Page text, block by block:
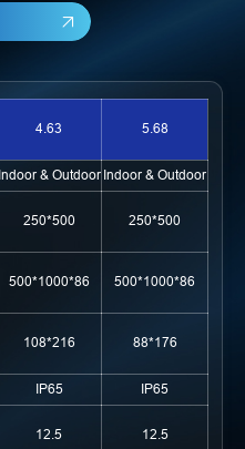
4.63 5.68
Indoor & Outdoor Indoor & Outdoor
250*500 250*500
500*1000*86 500*1000*86
108*216 88*176
IP65
IP65
12.5 12.5